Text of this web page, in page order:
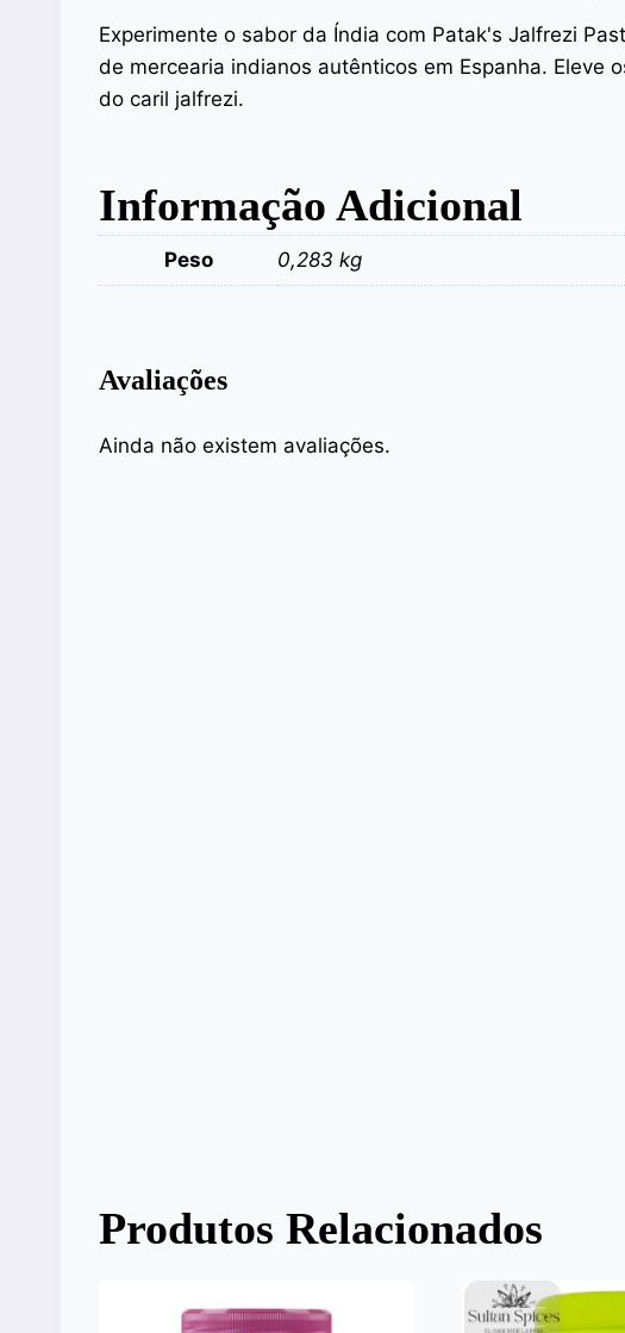
Experimente o sabor da Índia com Patak's Jalfrezi
de mercearia indianos autênticos em Espanha. Eleve
do caril jalfrezi.
Informação Adicional
Peso 0,283 kg
Avaliações
Ainda não existem avaliações.
Produtos Relacionados